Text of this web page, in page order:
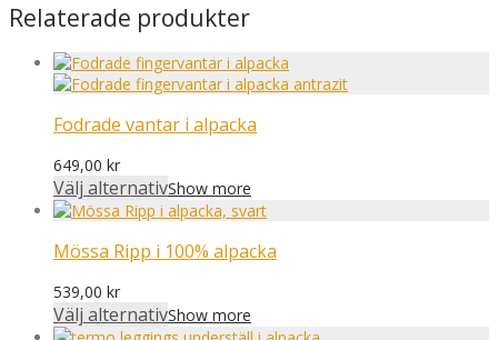
Relaterade produkter
Fodrade vantar i alpacka
649,00 kr
Välj alternativShow more
Mössa Ripp i 100% alpacka
539,00 kr
Välj alternativShow more